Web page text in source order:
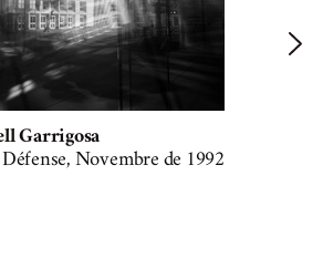
Garrigosa
Novembre de 1992